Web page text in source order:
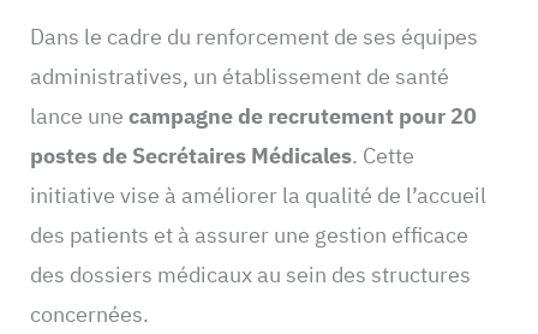
Dans le cadre du renforcement de ses équipes
administratives, un établissement de santé
lance unecampagne de recrutement pour 20
postes de Secrétaires Médicales. Cette
initiative vise à améliorer la qualité de l’accueil
des patients et à assurer une gestion efficace
des dossiers médicaux au sein des structures
concernées.